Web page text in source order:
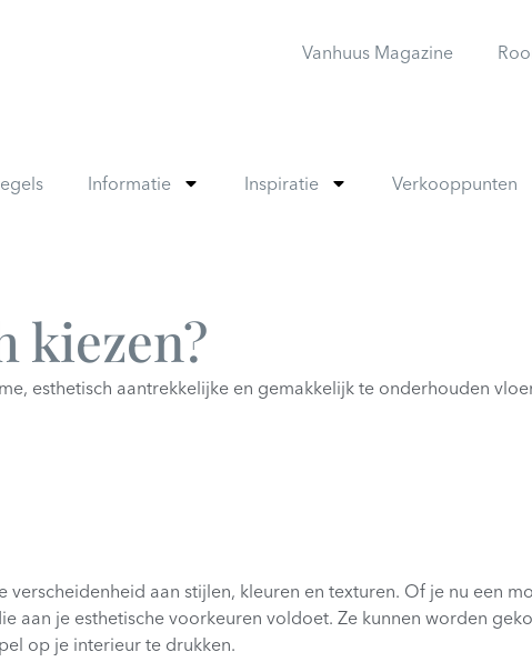
Vanhuus Magazine
Informatie Inspiratie Verkooppunten
kiezen?
esthetisch aantrekkelijke en gemakkelijk te onderhouden
aan stijlen, kleuren en texturen. Of je nu een
aan je esthetische voorkeuren voldoet. Ze kunnen worden
op je interieur te drukken.